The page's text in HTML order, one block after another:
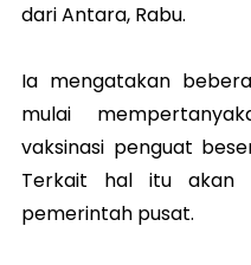
dari Antara, Rabu.
Ia mengatakan
mulai
vaksinasi penguat
Terkait hal itu akan
pemerintah pusat.